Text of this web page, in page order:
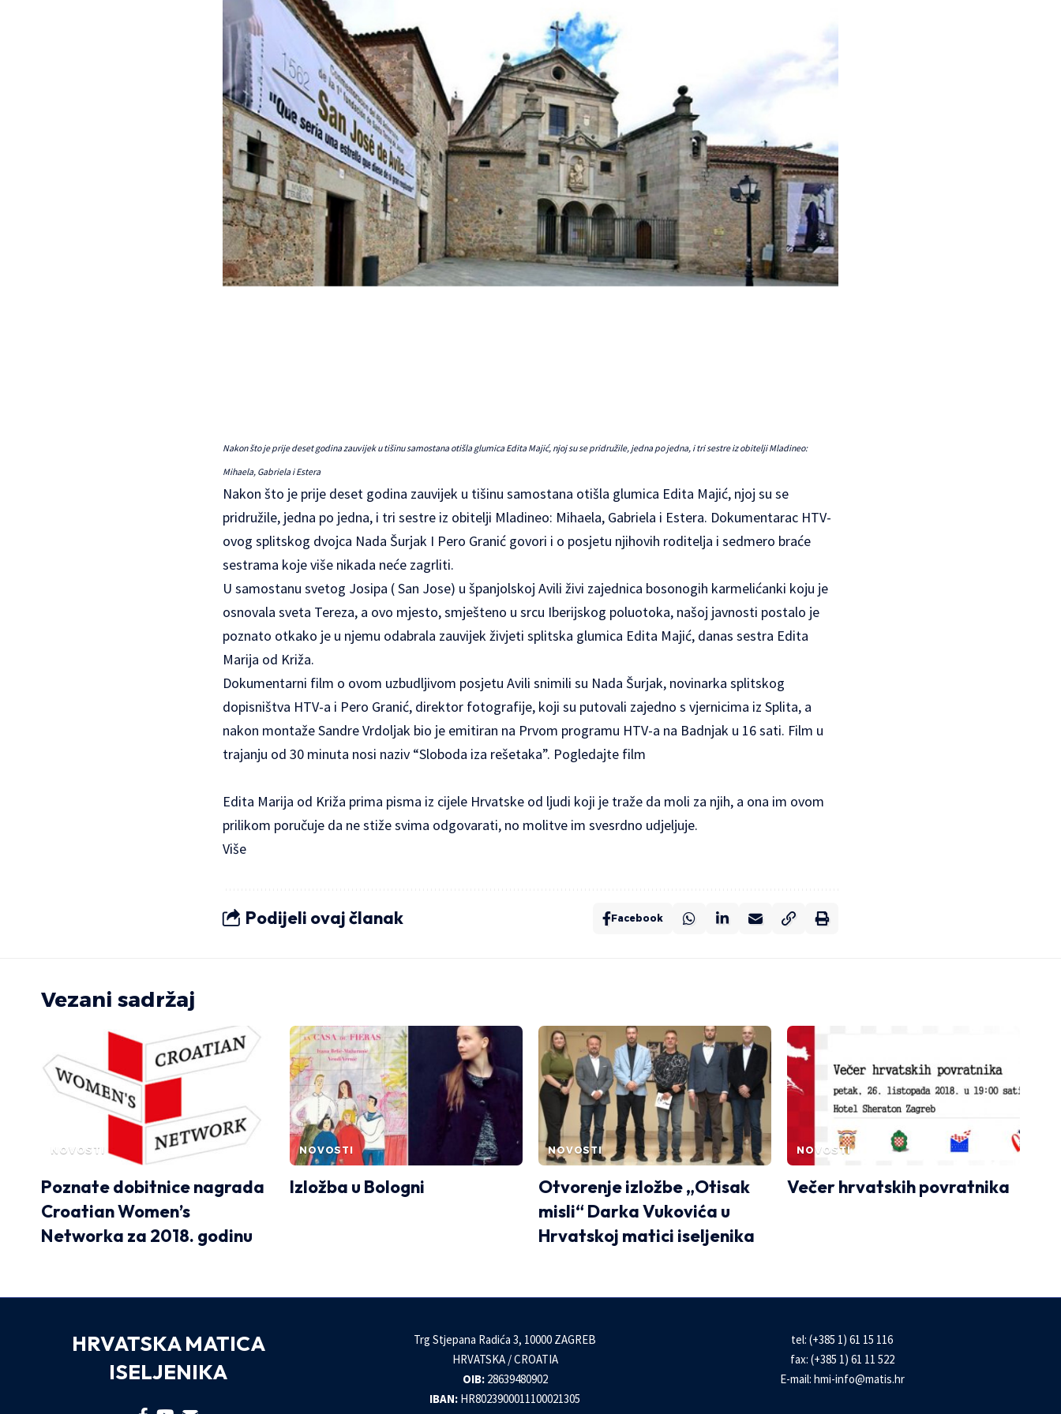
Nakon što je prije deset godina zauvijek u tišinu samostana otišla glumica Edita Majić, njoj su se pridružile, jedna po jedna, i tri sestre iz obitelji Mladineo:
Mihaela, Gabriela i Estera
Nakon što je prije deset godina zauvijek u tišinu samostana otišla glumica Edita Majić, njoj su se
pridružile, jedna po jedna, i tri sestre iz obitelji Mladineo: Mihaela, Gabriela i Estera. Dokumentarac HTV-
ovog splitskog dvojca Nada Šurjak I Pero Granić govori i o posjetu njihovih roditelja i sedmero braće
sestrama koje više nikada neće zagrliti.
U samostanu svetog Josipa ( San Jose) u španjolskoj Avili živi zajednica bosonogih karmelićanki koju je
osnovala sveta Tereza, a ovo mjesto, smješteno u srcu Iberijskog poluotoka, našoj javnosti postalo je
poznato otkako je u njemu odabrala zauvijek živjeti splitska glumica Edita Majić, danas sestra Edita
Marija od Križa.
Dokumentarni film o ovom uzbudljivom posjetu Avili snimili su Nada Šurjak, novinarka splitskog
dopisništva HTV-a i Pero Granić, direktor fotografije, koji su putovali zajedno s vjernicima iz Splita, a
nakon montaže Sandre Vrdoljak bio je emitiran na Prvom programu HTV-a na Badnjak u 16 sati. Film u
trajanju od 30 minuta nosi naziv “Sloboda iza rešetaka”. Pogledajte film
Edita Marija od Križa prima pisma iz cijele Hrvatske od ljudi koji je traže da moli za njih, a ona im ovom
prilikom poručuje da ne stiže svima odgovarati, no molitve im svesrdno udjeljuje.
Više
Podijeli ovaj članak Facebook
Vezani sadržaj
NOVOSTI
Poznate dobitnice nagrada
Croatian Women’s
Networka za 2018. godinu
NOVOSTI
Izložba u Bologni
NOVOSTI
Otvorenje izložbe „Otisak
misli“ Darka Vukovića u
Hrvatskoj matici iseljenika
NOVOSTI
Večer hrvatskih povratnika
HRVATSKA MATICA
ISELJENIKA
Trg Stjepana Radića 3, 10000 ZAGREB
HRVATSKA / CROATIA
OIB:28639480902
IBAN: HR8023900011100021305
tel: (+385 1) 61 15 116
fax: (+385 1) 61 11 522
E-mail: hmi-info@matis.hr